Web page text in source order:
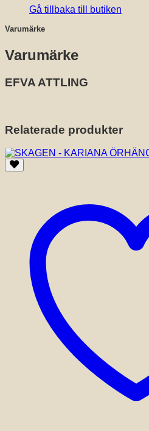
Gå tillbaka till butiken
Varumärke
Varumärke
EFVA ATTLING
Relaterade produkter